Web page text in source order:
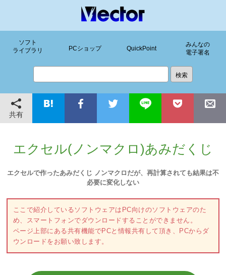
ソフト
ライブラリ
PCショップ QuickPoint
みんなの
電子署名
共有
エクセル(ノンマクロ)あみだくじ
エクセルで作ったあみだくじ ノンマクロだが、再計算されても結果は不
必要に変化しない
ここで紹介しているソフトウェアはPC向けのソフトウェアのた
め、スマートフォンでダウンロードすることができません。
ページ上部にある共有機能でPCと情報共有して頂き、PCからダ
ウンロードをお願い致します。